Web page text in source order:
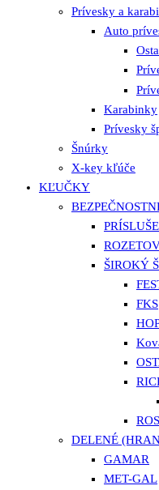
Prívesky a
Auto
Karabinky
Prívesky
Šnúrky
X-key kľúče
KĽUČKY
ŠIROKÝ
FKS
DELENÉ
GAMAR
MET-GAL